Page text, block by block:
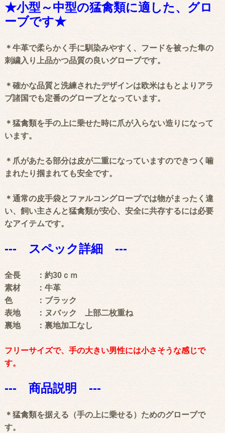
★小型～中型の猛禽類に適した、グロ
ーブです★
＊牛革で柔らかく手に馴染みやすく、フードを被った隼の
刺繍入り上品かつ品質の良いグローブです。
＊確かな品質と洗練されたデザインは欧米はもとよりアラ
ブ諸国でも定番のグローブとなっています。
＊猛禽類を手の上に乗せた時に爪が入らない造りになって
います。
＊爪があたる部分は皮が二重になっていますのできつく噛
まれたり掴まれても安全です。
＊通常の皮手袋とファルコングローブでは物がまったく違
い、飼い主さんと猛禽類が安心、安全に共存するには必要
なアイテムです。
--- スペック詳細 ---
全長 ：約30ｃｍ
素材 ：牛革
色 ：ブラック
表地 ：ヌバック 上部二枚重ね
裏地 ：裏地加工なし
フリーサイズで、手の大きい男性には小さそうな感じで
す。
--- 商品説明 ---
＊猛禽類を据える（手の上に乗せる）ためのグローブで
す。